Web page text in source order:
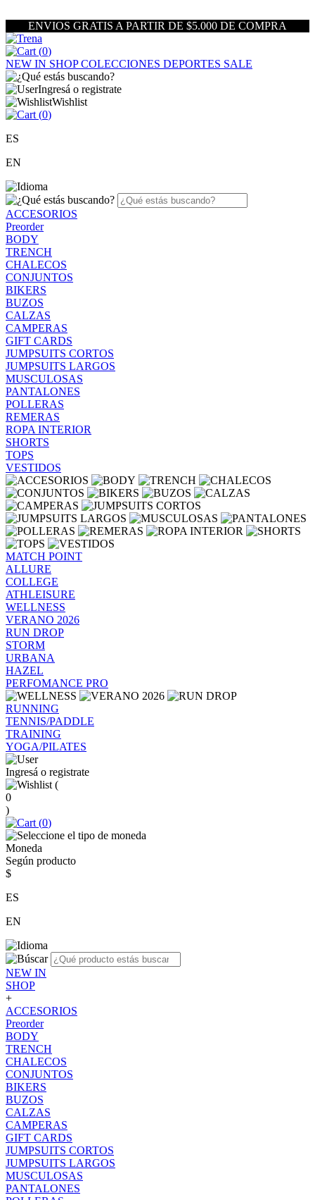
ENVIOS GRATIS A PARTIR DE $5.000 DE COMPRA
(0)
NEW IN SHOPCOLECCIONES DEPORTES SALE
Ingresá o registrate
Wishlist
(0)
ES
EN
ACCESORIOS
Preorder
BODY
TRENCH
CHALECOS
CONJUNTOS
BIKERS
BUZOS
CALZAS
CAMPERAS
GIFT CARDS
JUMPSUITS CORTOS
JUMPSUITS LARGOS
MUSCULOSAS
PANTALONES
POLLERAS
REMERAS
ROPA INTERIOR
SHORTS
TOPS
VESTIDOS
MATCH POINT
ALLURE
COLLEGE
ATHLEISURE
WELLNESS
VERANO 2026
RUN DROP
STORM
URBANA
HAZEL
PERFOMANCE PRO
RUNNING
TENNIS/PADDLE
TRAINING
YOGA/PILATES
Ingresá o registrate
(
0
)
(0)
Moneda
Según producto
$
ES
EN
NEW IN
SHOP
+
ACCESORIOS
Preorder
BODY
TRENCH
CHALECOS
CONJUNTOS
BIKERS
BUZOS
CALZAS
CAMPERAS
GIFT CARDS
JUMPSUITS CORTOS
JUMPSUITS LARGOS
MUSCULOSAS
PANTALONES